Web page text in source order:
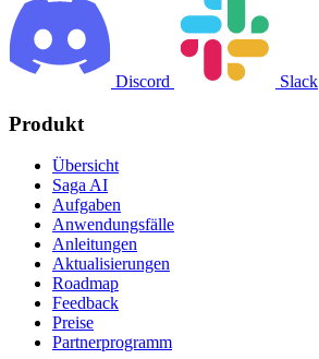
Discord Slack
Produkt
Übersicht
Saga AI
Aufgaben
Anwendungsfälle
Anleitungen
Aktualisierungen
Roadmap
Feedback
Preise
Partnerprogramm